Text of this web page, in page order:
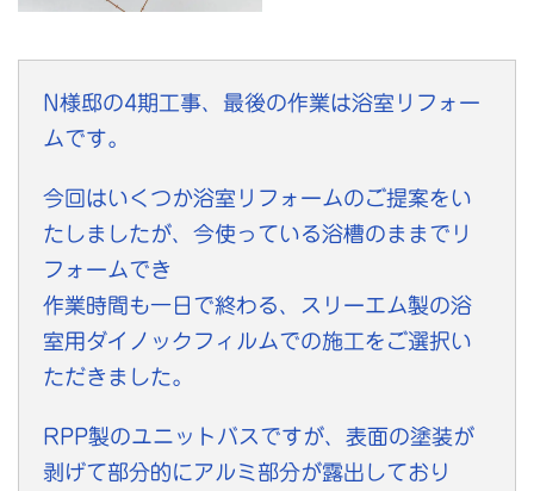
N様邸の4期工事、最後の作業は浴室リフォー
ムです。
今回はいくつか浴室リフォームのご提案をい
たしましたが、今使っている浴槽のままでリ
フォームでき
作業時間も一日で終わる、スリーエム製の浴
室用ダイノックフィルムでの施工をご選択い
ただきました。
RPP製のユニットバスですが、表面の塗装が
剥げて部分的にアルミ部分が露出しており